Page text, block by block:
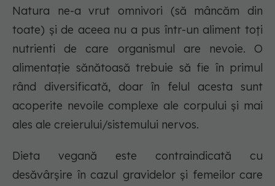
Natura ne-a vrut omnivori (să mâncăm din
toate) și de aceea nu a pus într-un aliment toți
nutrienti de care organismul are nevoie. O
alimentație sănătoasă trebuie să fie în primul
rând diversificată, doar în felul acesta sunt
acoperite nevoile complexe ale corpului și mai
ales ale creierului/sistemului nervos.
Dieta vegană este contraindicată cu
desăvârșire în cazul gravidelor și femeilor care